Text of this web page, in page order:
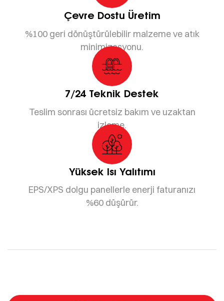
Çevre Dostu Üretim
%100 geri dönüştürülebilir malzeme ve atık
minimizasyonu.
7/24 Teknik Destek
Teslim sonrası ücretsiz bakım ve uzaktan
izleme.
Yüksek Isı Yalıtımı
EPS/XPS dolgu panellerle enerji faturanızı
%60 düşürür.